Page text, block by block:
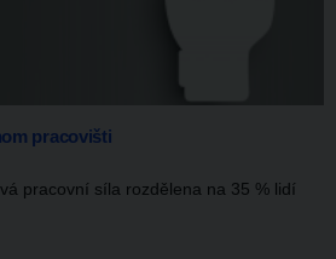
pracovišti
pracovní síla rozdělena na 35 % lidí